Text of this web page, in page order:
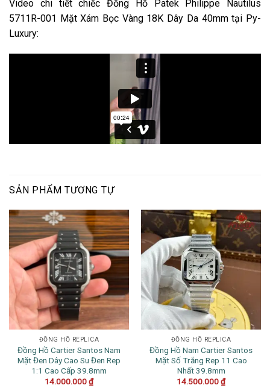
Video chi tiết chiếc Đồng Hồ Patek Philippe Nautilus
5711R-001 Mặt Xám Bọc Vàng 18K Dây Da 40mm tại Py-
Luxury:
SẢN PHẨM TƯƠNG TỰ
ĐỒNG HỒ REPLICA
Đồng Hồ Cartier Santos Nam
Mặt Đen Dây Cao Su Đen Rep
1:1 Cao Cấp 39.8mm
14.000.000₫
ĐỒNG HỒ REPLICA
Đồng Hồ Nam Cartier Santos
Mặt Số Trắng Rep 11 Cao
Nhất 39.8mm
14.500.000₫